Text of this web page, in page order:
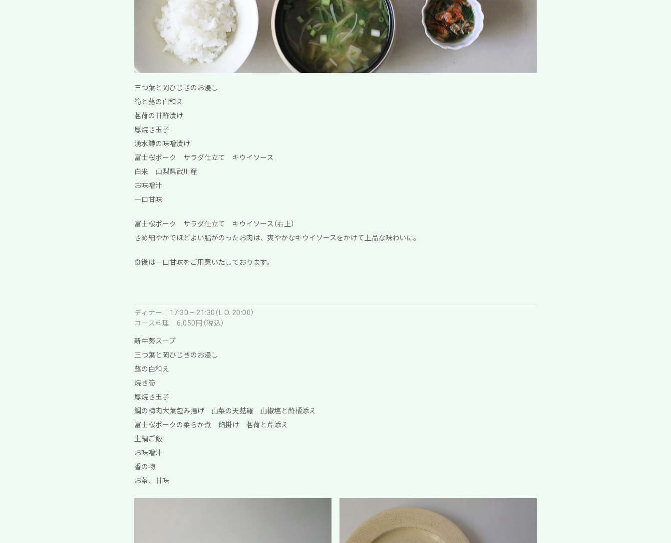
三つ葉と岡ひじきのお浸し
筍と蕗の白和え
茗荷の甘酢漬け
厚焼き玉子
湧水鱒の味噌漬け
富士桜ポーク サラダ仕立て キウイソース
白米 山梨県武川産
お味噌汁
一口甘味
富士桜ポーク サラダ仕立て キウイソース（右上）
きめ細やかでほどよい脂がのったお肉は、爽やかなキウイソースをかけて上品な味わいに。
食後は一口甘味をご用意いたしております。
ディナー｜17:30 – 21:30（L.O. 20:00）
コース料理 6,050円（税込）
新牛蒡スープ
三つ葉と岡ひじきのお浸し
蕗の白和え
焼き筍
厚焼き玉子
鯛の梅肉大葉包み揚げ 山菜の天麩羅 山椒塩と酢橘添え
富士桜ポークの柔らか煮 餡掛け 茗荷と芹添え
土鍋ご飯
お味噌汁
香の物
お茶、甘味